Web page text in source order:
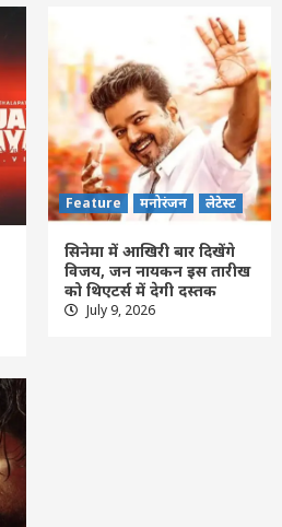
Feature मनोरंजन लेटेस्ट
सिनेमा में आखिरी बार दिखेंगे
विजय, जन नायकन इस तारीख
को थिएटर्स में देगी दस्तक
July 9, 2026
लेटेस्ट
: छत्तीसगढ़ में अगले 2 दिनों
रायपुर
महतारी वंदन योजना की 30वीं
हितग्राही महिलाओं के खातों में